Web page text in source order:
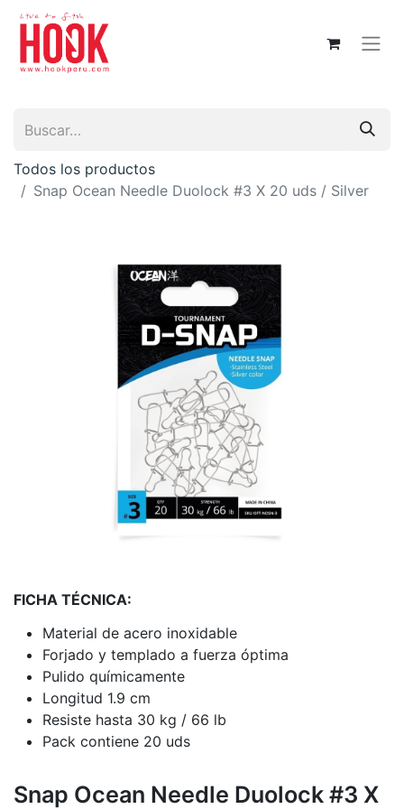
Todos los productos
Snap Ocean Needle Duolock #3 X 20 uds / Silver
FICHA TÉCNICA:
Material de acero inoxidable
Forjado y templado a fuerza óptima
Pulido químicamente
Longitud 1.9 cm
Resiste hasta 30 kg / 66 lb
Pack contiene 20 uds
Snap Ocean Needle Duolock #3 X